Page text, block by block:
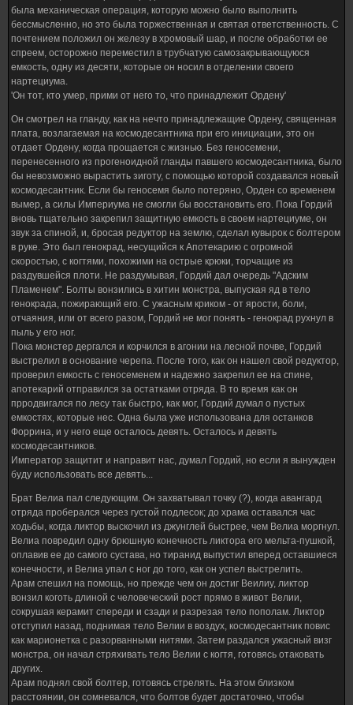
была механическая операция, которую можно было выполнить
бессмысленно, но это была торжественная и святая ответственность. С
почтением положил он железу в хромовый шар, и после обработки ее
спреем, осторожно переместил в трубчатую самозакрывающуюся
емкость, одну из десяти, которые он носил в отделении своего
нартециума.
'Он тот, кто умер, прими от него то, что принадлежит Ордену'
Он смотрел на гланду, как на нечто принадлежащие Ордену, священная
плата, возлагаемая на космодесантника при его инициации, это он
отдает Ордену, когда прощается с жизнью. Без геносемени,
перенесенного из прогеноидной гланды павшего космодесантника, было
бы невозможно вырастить зиготу, с помощью которой создавался новый
космодесантник. Если бы геносемя было потеряно, Орден со временем
вымер, а силы Империума не смогли бы восстановить его. Пока Гордий
вновь тщательно закрепил защитную емкость в своем нартециуме, он
звук за спиной, и, бросая редуктор на землю, сделал кувырок с болтером
в руке. Это был генокрад, несущийся к Апотекарию с огромной
скоростью, с когтями, похожими на острые крюки, торчащие из
раздувшейся плоти. Не раздумывая, Гордий дал очередь "Адским
Пламенем". Болты вонзились в хитин монстра, выпуская яд в тело
генокрада, пожирающий его. С ужасным криком - от ярости, боли,
отчаяния, или от всего разом, Гордий не мог понять - генокрад рухнул в
пыль у его ног.
Пока монстер дергался и корчился в агонии на лесной почве, Гордий
выстрелил в основание черепа. После того, как он нашел свой редуктор,
проверил емкость с геносеменем и надежно закрепил ее на спине,
апотекарий отправился за остатками отряда. В то время как он
прродвигался по лесу так быстро, как мог, Гордий думал о пустых
емкостях, которые нес. Одна была уже использована для останков
Форрина, и у него еще осталось девять. Осталось и девять
космодесантников.
Император защитит и направит нас, думал Гордий, но если я вынужден
буду использовать все девять...
Брат Велиа пал следующим. Он захватывал точку (?), когда авангард
отряда проберался через густой подлесок; до храма оставался час
ходьбы, когда ликтор выскочил из джунглей быстрее, чем Велиа моргнул.
Велиа повредил одну брюшную конечность ликтора его мельта-пушкой,
оплавив ее до самого сустава, но тиранид выпустил вперед оставшиеся
конечности, и Велиа упал с ног до того, как он успел выстрелить.
Арам спешил на помощь, но прежде чем он достиг Веилиу, ликтор
вонзил коготь длиной с человеческий рост прямо в живот Велии,
сокрушая керамит спереди и сзади и разрезая тело пополам. Ликтор
отступил назад, поднимая тело Велии в воздух, космодесантник повис
как марионетка с разорванными нитями. Затем раздался ужасный визг
монстра, он начал стряхивать тело Велии с когтя, готовясь отаковать
других.
Арам поднял свой болтер, готовясь стрелять. На этом близком
расстоянии, он сомневался, что болтов будет достаточно, чтобы